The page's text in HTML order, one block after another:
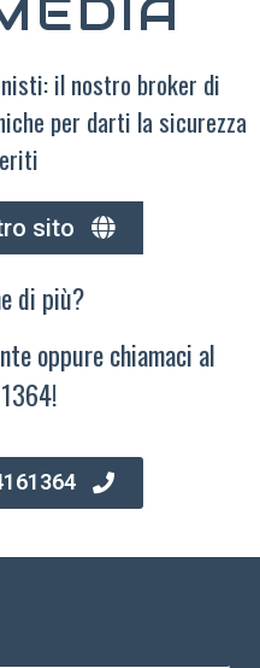
il nostro broker di
per darti la sicurezza
sito
di più?
oppure chiamaci al